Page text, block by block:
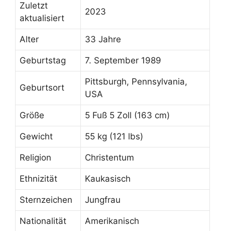
Zuletzt
aktualisiert
2023
Alter 33 Jahre
Geburtstag 7. September 1989
Geburtsort
Pittsburgh, Pennsylvania,
USA
Größe 5 Fuß 5 Zoll (163 cm)
Gewicht 55 kg (121 lbs)
Religion Christentum
Ethnizität Kaukasisch
Sternzeichen Jungfrau
Nationalität Amerikanisch